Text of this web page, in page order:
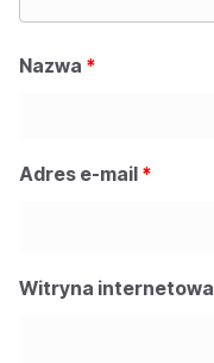
Nazwa *
Adres e-mail *
Witryna internetowa